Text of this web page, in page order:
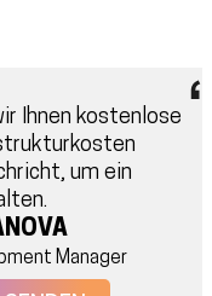
Ihnen kostenlose
um ein
Manager